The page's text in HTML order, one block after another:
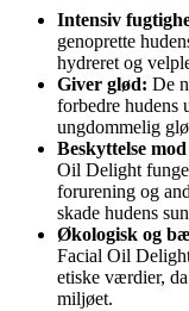
Intensiv
genoprette
hydreret og
Giver glød: De
forbedre hudens
ungdommelig
Beskyttelse
Oil Delight
forurening og
skade hudens
Økologisk og
Facial Oil
etiske værdier,
miljøet.